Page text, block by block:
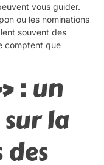
vous guider.
ou les nominations
souvent des
comptent que
: un
la
des